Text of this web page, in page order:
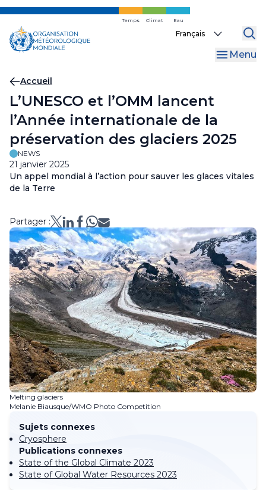
Skip
main
content
Temps Climat Eau
Select
Menu
Fil
d'Ariane
Accueil
L’UNESCO et l’OMM lancent
l’Année internationale de la
préservation des glaciers 2025
NEWS
21 janvier 2025
Un appel mondial à l’action pour sauver les glaces vitales
de la Terre
Partager :
Melting glaciers
Melanie Biausque/WMO Photo Competition
Sujets connexes
Cryosphere
Publications connexes
State of the Global Climate 2023
State of Global Water Resources 2023